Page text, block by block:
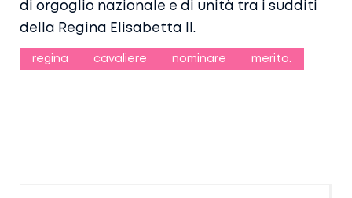
di orgoglio nazionale e di unità tra i sudditi
della Regina Elisabetta II.
regina cavaliere nominare merito.